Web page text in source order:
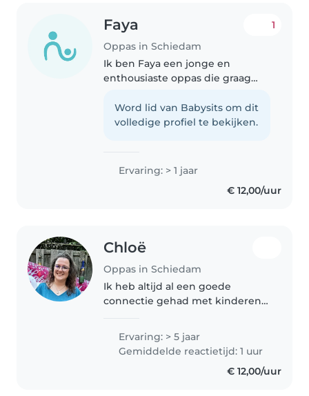
Faya
Oppas in Schiedam
1
Ik ben Faya een jonge en
enthousiaste oppas die graag
Ik ben creativiteit, vriendelijk en
kalm, perfect voor een rustige
Word lid van Babysits om dit
volledige profiel te bekijken.
Ervaring: > 1 jaar
€ 12,00/uur
Chloë
Oppas in Schiedam
Ik heb altijd al een goede
connectie gehad met kinderen.
oppassen.
Ervaring: > 5 jaar
Gemiddelde reactietijd: 1 uur
€ 12,00/uur